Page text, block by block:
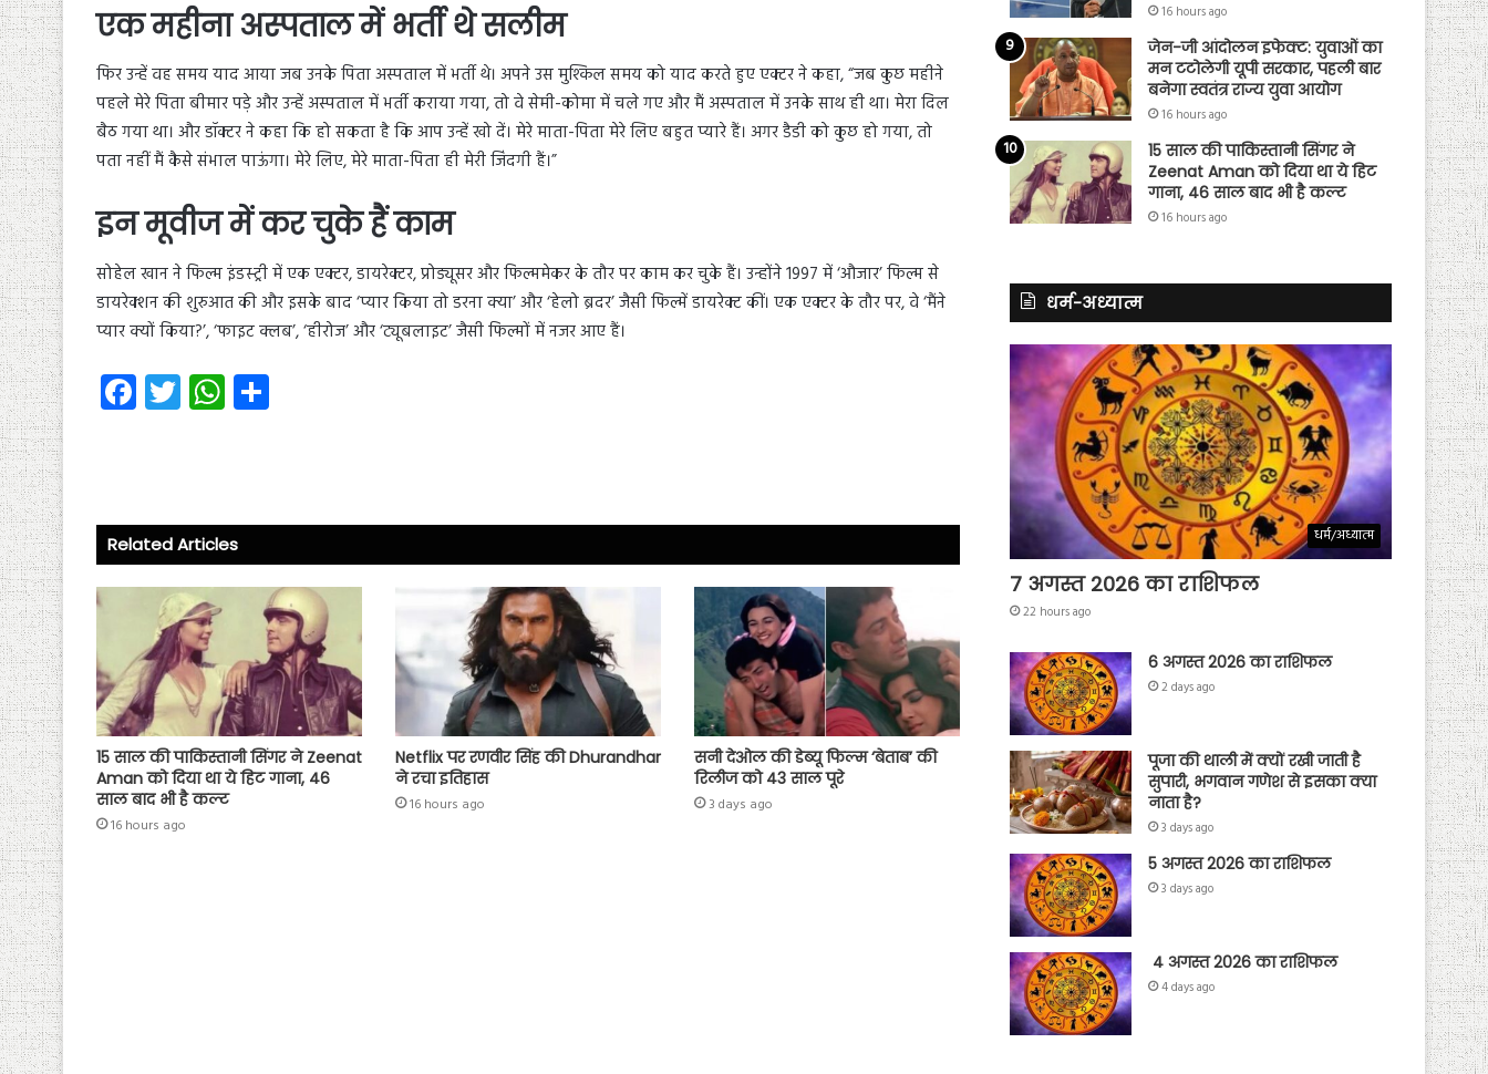
एक महीना अस्पताल में भर्ती थे सलीम
फिर उन्हें वह समय याद आया जब उनके पिता अस्पताल में भर्ती थे। अपने उस मुश्किल समय को याद करते हुए एक्टर ने कहा, “जब कुछ महीने
पहले मेरे पिता बीमार पड़े और उन्हें अस्पताल में भर्ती कराया गया, तो वे सेमी-कोमा में चले गए और मैं अस्पताल में उनके साथ ही था। मेरा दिल
बैठ गया था। और डॉक्टर ने कहा कि हो सकता है कि आप उन्हें खो दें। मेरे माता-पिता मेरे लिए बहुत प्यारे हैं। अगर डैडी को कुछ हो गया, तो
पता नहीं मैं कैसे संभाल पाऊंगा। मेरे लिए, मेरे माता-पिता ही मेरी जिंदगी हैं।”
इन मूवीज में कर चुके हैं काम
सोहेल खान ने फिल्म इंडस्ट्री में एक एक्टर, डायरेक्टर, प्रोड्यूसर और फिल्ममेकर के तौर पर काम कर चुके हैं। उन्होंने 1997 में ‘औजार’ फिल्म से
डायरेक्शन की शुरुआत की और इसके बाद ‘प्यार किया तो डरना क्या’ और ‘हेलो ब्रदर’ जैसी फिल्में डायरेक्ट कीं। एक एक्टर के तौर पर, वे ‘मैंने
प्यार क्यों किया?’, ‘फाइट क्लब’, ‘हीरोज’ और ‘ट्यूबलाइट’ जैसी फिल्मों में नजर आए हैं।
Fa
ce
ok
T
wi
W
ha
p
p
Related Articles
15 साल की पाकिस्तानी सिंगर ने Zeenat
Aman को दिया था ये हिट गाना, 46
साल बाद भी है कल्ट
16 hours ago
Netflix पर रणवीर सिंह की Dhurandhar
ने रचा इतिहास
16 hours ago
सनी देओल की डेब्यू फिल्म ‘बेताब’ की
रिलीज को 43 साल पूरे
3 days ago
16 hours ago
जेन-जी आंदोलन इफेक्ट: युवाओं का
मन टटोलेगी यूपी सरकार, पहली बार
बनेगा स्वतंत्र राज्य युवा आयोग
16 hours ago
15 साल की पाकिस्तानी सिंगर ने
Zeenat Aman को दिया था ये हिट
गाना, 46 साल बाद भी है कल्ट
16 hours ago
धर्म-अध्यात्म
धर्म/अध्यात्म
7 अगस्त 2026 का राशिफल
22 hours ago
6 अगस्त 2026 का राशिफल
2 days ago
पूजा की थाली में क्यों रखी जाती है
सुपारी, भगवान गणेश से इसका क्या
नाता है?
3 days ago
5 अगस्त 2026 का राशिफल
3 days ago
4 अगस्त 2026 का राशिफल
4 days ago